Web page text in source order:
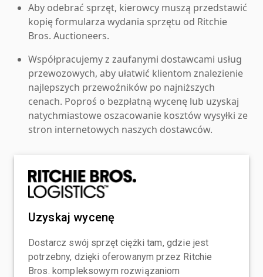
Aby odebrać sprzęt, kierowcy muszą przedstawić
kopię formularza wydania sprzętu od Ritchie
Bros. Auctioneers.
Współpracujemy z zaufanymi dostawcami usług
przewozowych, aby ułatwić klientom znalezienie
najlepszych przewoźników po najniższych
cenach. Poproś o bezpłatną wycenę lub uzyskaj
natychmiastowe oszacowanie kosztów wysyłki ze
stron internetowych naszych dostawców.
Uzyskaj wycenę
Dostarcz swój sprzęt ciężki tam, gdzie jest
potrzebny, dzięki oferowanym przez Ritchie
Bros. kompleksowym rozwiązaniom